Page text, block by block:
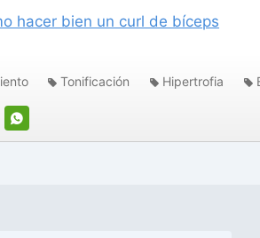
hacer bien un curl de bíceps
WHATSAPP
Tonificación Hipertrofia